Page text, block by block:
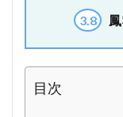
3.8
目次